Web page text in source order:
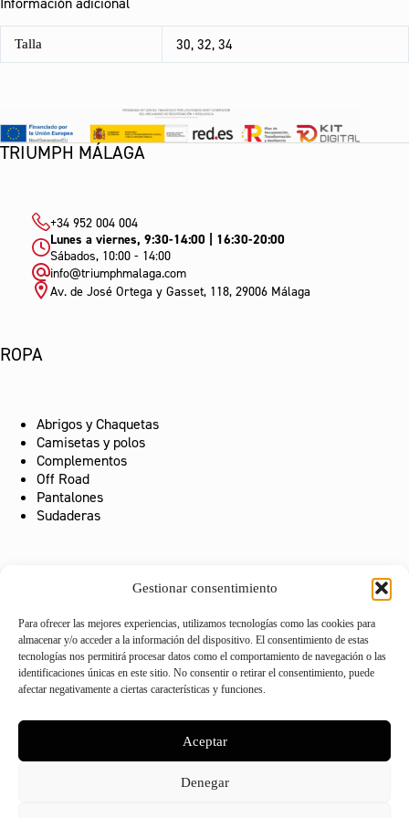
Gestionar consentimiento
Para ofrecer las mejores experiencias, utilizamos tecnologías como las cookies para
almacenar y/o acceder a la información del dispositivo. El consentimiento de estas
tecnologías nos permitirá procesar datos como el comportamiento de navegación o las
identificaciones únicas en este sitio. No consentir o retirar el consentimiento, puede
afectar negativamente a ciertas características y funciones.
Aceptar
Denegar
Talla 30, 32, 34
TRIUMPH MÁLAGA
+34 952 004 004
Lunes a viernes, 9:30-14:00 | 16:30-20:00
Sábados, 10:00 - 14:00
info@triumphmalaga.com
Av. de José Ortega y Gasset, 118, 29006 Málaga
ROPA
Abrigos y Chaquetas
Camisetas y polos
Complementos
Off Road
Pantalones
Sudaderas
Asientos y confort
Escape y rendimiento
Estética y personalización
Política de cookies (UE)
Política de privacidad
Cambios y devoluciones